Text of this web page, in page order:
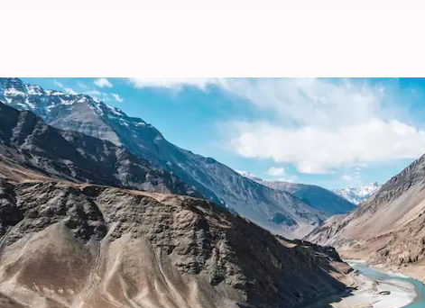
लद्दाख घूमने की बना रहे हैं योजना? इन
लेखन अंजली Apr 02, 2025
क्या है खबर?
लद्दाखभारत के उत्तरी भाग में स्थित एक बेहद सुंदर जगह है।
यहां की प्राकृतिक सुंदरता और शांत माहौल पर्यटकों को